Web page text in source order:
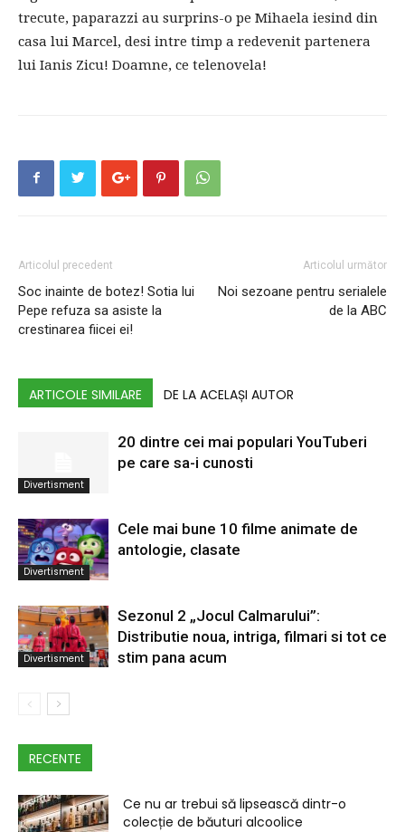
trecute, paparazzi au surprins-o pe Mihaela iesind din
casa lui Marcel, desi intre timp a redevenit partenera
lui Ianis Zicu! Doamne, ce telenovela!
Articolul precedent
Soc inainte de botez! Sotia lui
Pepe refuza sa asiste la
crestinarea fiicei ei!
Articolul următor
Noi sezoane pentru serialele
de la ABC
ARTICOLE SIMILARE DE LA ACELAȘI AUTOR
Divertisment
20 dintre cei mai populari YouTuberi
pe care sa-i cunosti
Divertisment
Cele mai bune 10 filme animate de
antologie, clasate
Divertisment
Sezonul 2 „Jocul Calmarului”:
Distributie noua, intriga, filmari si tot ce
stim pana acum
RECENTE
Ce nu ar trebui să lipsească dintr-o
colecție de băuturi alcoolice